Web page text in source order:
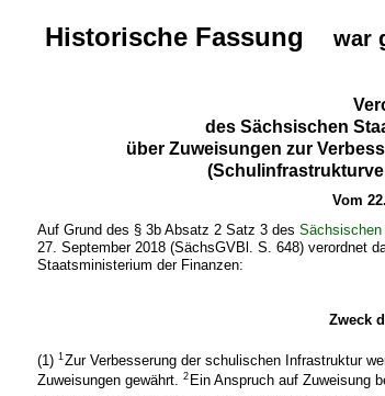
Historische Fassung war
des Sächsischen
über Zuweisungen zur
Vom
Auf Grund des § 3b Absatz 2 Satz 3 des
27. September 2018 (SächsGVBl. S. 648) verordnet
Staatsministerium der Finanzen:
Zweck
(1)1 Zur Verbesserung der schulischen Infrastruktur
Zuweisungen gewährt.2 Ein Anspruch auf Zuweisung